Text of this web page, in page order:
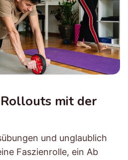
mit der
und unglaublich
Faszienrolle, ein Ab